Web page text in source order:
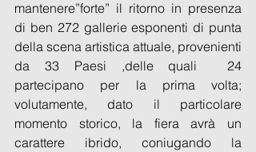
mantenere”forte” il ritorno in presenza
di ben 272 gallerie esponenti di punta
della scena artistica attuale, provenienti
da 33 Paesi ,delle quali  24
partecipano per la prima volta;
volutamente, dato il particolare
momento storico, la fiera avrà un
carattere ibrido, coniugando la